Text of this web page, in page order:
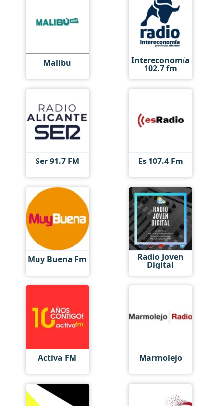
Malibu Intereconomía
102.7 fm
Ser 91.7 FM Es 107.4 Fm
Muy Buena Fm Radio Joven
Digital
Activa FM Marmolejo